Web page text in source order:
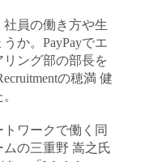
員の働き方や生
か。PayPayでエ
ング部の部長を
の穂満 健
ワークで働く同
の三重野 嵩之氏